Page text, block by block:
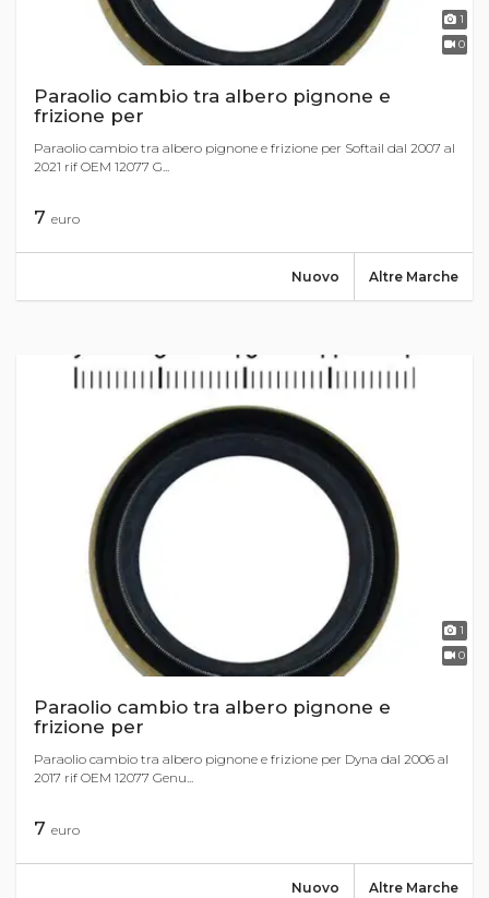
1
0
Paraolio cambio tra albero pignone e
frizione per
Paraolio cambio tra albero pignone e frizione per Softail dal 2007 al
2021 rif OEM 12077 G...
7 euro
Altre Marche
Nuovo
1
0
Paraolio cambio tra albero pignone e
frizione per
Paraolio cambio tra albero pignone e frizione per Dyna dal 2006 al
2017 rif OEM 12077 Genu...
7 euro
Altre Marche
Nuovo